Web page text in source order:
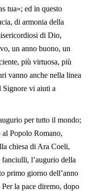
tua»; ed in questo
di armonia della
di Dio,
un anno buono, un
più virtuosa, più
vanno anche nella linea
Signore vi aiuti a
per tutto il mondo;
al Popolo Romano,
chiesa di Ara Coeli,
l’augurio della
primo giorno dell’anno
la pace diremo, dopo